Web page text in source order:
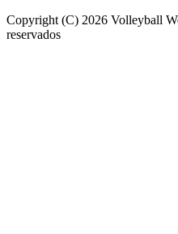
Copyright (C) 2026 Volleyball
reservados